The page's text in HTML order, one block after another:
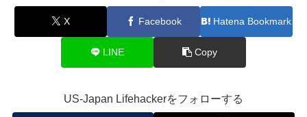
X Facebook Hatena Bookmark
LINE Copy
US-Japan Lifehackerをフォローする